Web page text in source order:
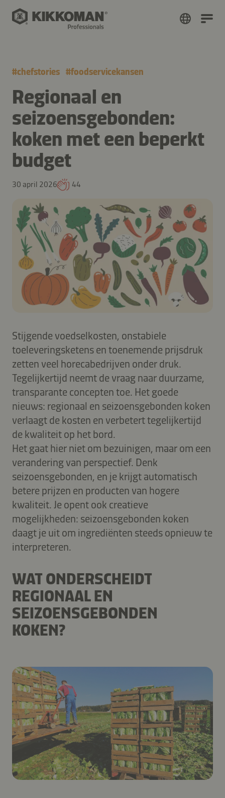
#chefstories #foodservicekansen
Regionaal en
seizoensgebonden:
koken met een beperkt
budget
30 april 2026 44
Stijgende voedselkosten, onstabiele
toeleveringsketens en toenemende prijsdruk
zetten veel horecabedrijven onder druk.
Tegelijkertijd neemt de vraag naar duurzame,
transparante concepten toe. Het goede
nieuws: regionaal en seizoensgebonden koken
verlaagt de kosten en verbetert tegelijkertijd
de kwaliteit op het bord.
Het gaat hier niet om bezuinigen, maar om een
verandering van perspectief. Denk
seizoensgebonden, en je krijgt automatisch
betere prijzen en producten van hogere
kwaliteit. Je opent ook creatieve
mogelijkheden: seizoensgebonden koken
daagt je uit om ingrediënten steeds opnieuw te
interpreteren.
WAT ONDERSCHEIDT
REGIONAAL EN
SEIZOENSGEBONDEN
KOKEN?